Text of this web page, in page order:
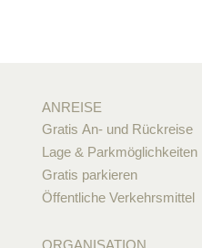
ANREISE
Gratis An- und Rückreise
Lage & Parkmöglichkeiten
Gratis parkieren
Öffentliche Verkehrsmittel
ORGANISATION